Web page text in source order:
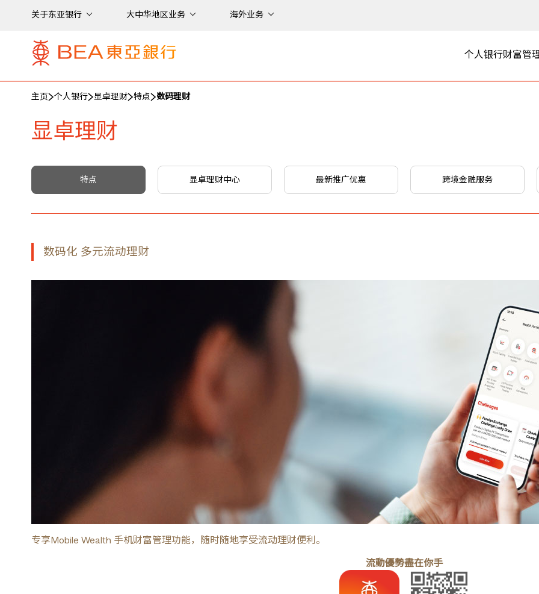
关于东亚银行 大中华地区业务 海外业务
个人银行财富管
主页 个人银行 显卓理财 特点 数码理财
显卓理财
特点 显卓理财中心 最新推广优惠 跨境金融服务
数码化 多元流动理财
专享Mobile Wealth 手机财富管理功能，随时随地享受流动理财便利。
流動優勢盡在你手